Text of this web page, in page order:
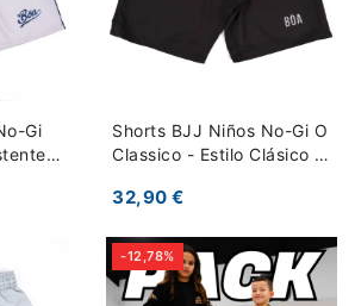
Gi
Shorts BJJ Niños No-Gi O
Classico - Estilo Clásico y
Negro
32,90 €
-12,78%